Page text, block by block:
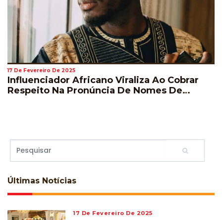
17 De Fevereiro De 2025
Influenciador Africano Viraliza Ao Cobrar
Respeito Na Pronúncia De Nomes De
Últimas Notícias
17 De Fevereiro De 2025